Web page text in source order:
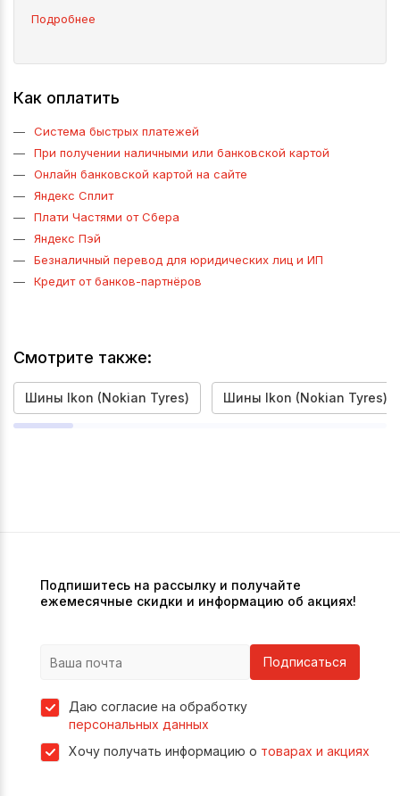
Подробнее
Как оплатить
Система быстрых платежей
При получении наличными или банковской картой
Онлайн банковской картой на сайте
Яндекс Сплит
Плати Частями от Сбера
Яндекс Пэй
Безналичный перевод для юридических лиц и ИП
Кредит от банков-партнёров
Смотрите также:
Шины Ikon (Nokian Tyres) Шины Ikon (Nokian Tyres)
Подпишитесь на рассылку и получайте
ежемесячные скидки и информацию об акциях!
Подписаться
Даю согласие на обработку
персональных данных
Хочу получать информацию о товарах и акциях